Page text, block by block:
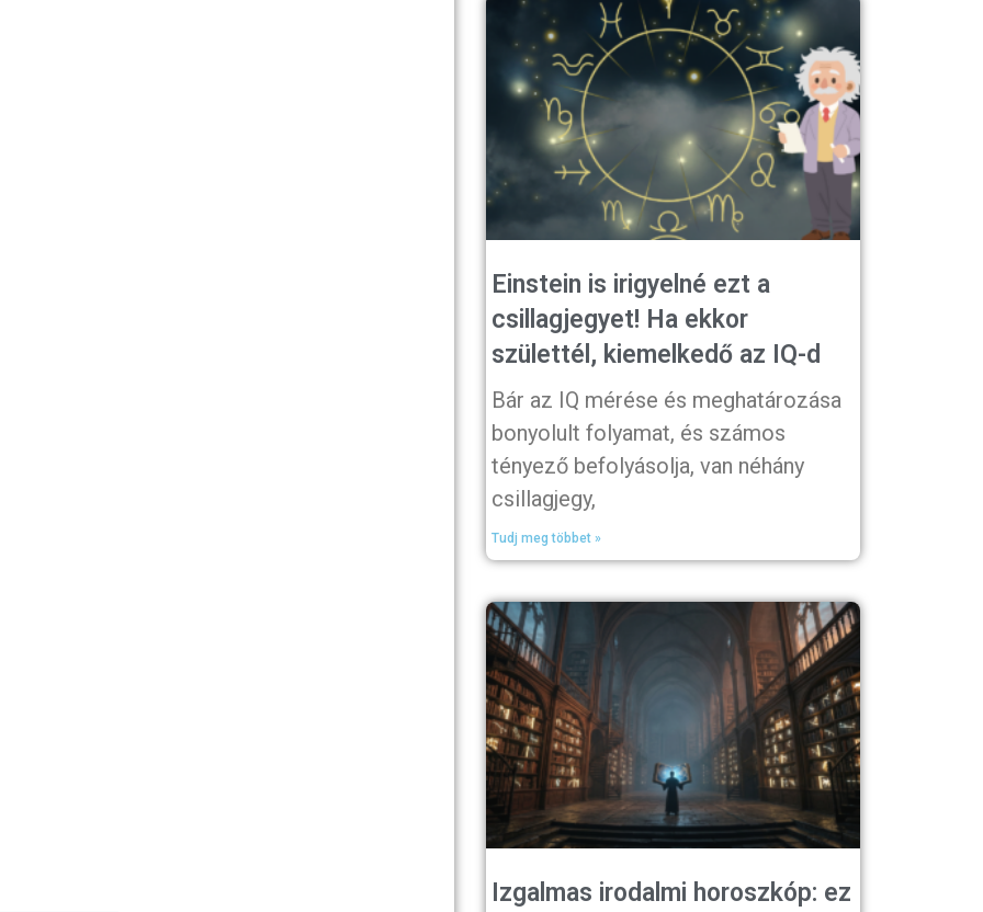
Einstein is irigyelné ezt a
csillagjegyet! Ha ekkor
születtél, kiemelkedő az IQ-d
Bár az IQ mérése és meghatározása
bonyolult folyamat, és számos
tényező befolyásolja, van néhány
csillagjegy,
Tudj meg többet »
Izgalmas irodalmi horoszkóp: ez